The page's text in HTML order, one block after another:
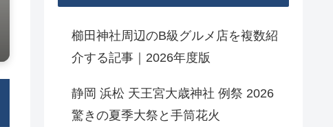
櫛田神社周辺のB級グルメ店を複数紹
介する記事｜2026年度版
静岡 浜松 天王宮大歳神社 例祭 2026
驚きの夏季大祭と手筒花火